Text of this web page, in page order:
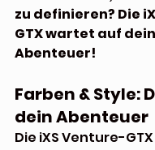
zu definieren? Die
GTX wartet auf
Abenteuer!
Farben & Style:
dein Abenteuer
Die iXS Venture-GTX